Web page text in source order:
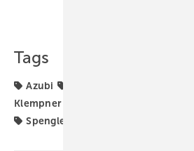
Tags
Azubi
Klempner
Spenglerarbeit